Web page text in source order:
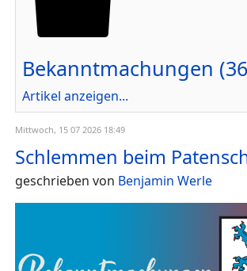
Bekanntmachungen
Artikel anzeigen...
Mittwoch, 15 07 2026 18:49
Schlemmen beim
geschrieben von Benjamin Werle